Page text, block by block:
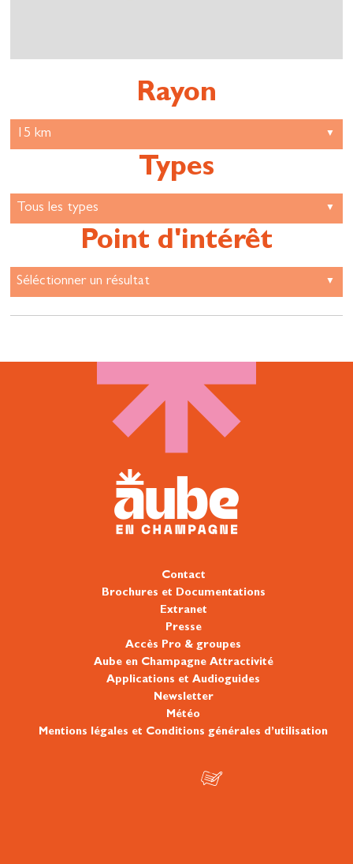
Rayon
Types
Point d'intérêt
Contact
Brochures et Documentations
Extranet
Presse
Accès Pro & groupes
Aube en Champagne Attractivité
Applications et Audioguides
Newsletter
Météo
Mentions légales et Conditions générales d’utilisation